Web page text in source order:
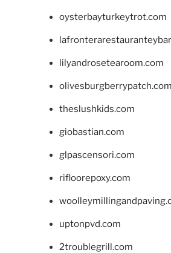
oysterbayturkeytrot.com
lilyandrosetearoom.com
olivesburgberrypatch.com
theslushkids.com
giobastian.com
glpascensori.com
rifloorepoxy.com
uptonpvd.com
2troublegrill.com